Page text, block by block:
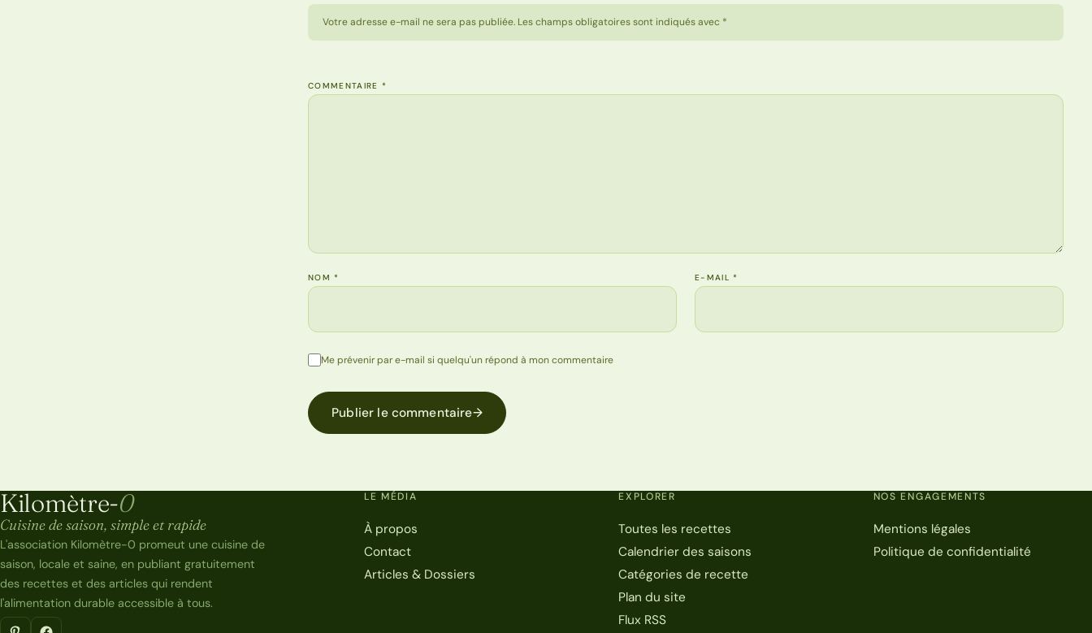
Votre adresse e-mail ne sera pas publiée. Les champs obligatoires sont indiqués avec *
COMMENTAIRE *
NOM* E-MAIL*
Me prévenir par e-mail si quelqu'un répond à mon commentaire
Publier le commentaire→
Kilomètre-0
Kilomètre-0
Cuisine de saison, simple et rapide
L'association Kilomètre-0 promeut une cuisine de
saison, locale et saine, en publiant gratuitement
des recettes et des articles qui rendent
l'alimentation durable accessible à tous.
LE MÉDIA
À propos
Contact
Articles & Dossiers
EXPLORER
Toutes les recettes
Calendrier des saisons
Catégories de recette
Plan du site
Flux RSS
NOS ENGAGEMENTS
Mentions légales
Politique de confidentialité